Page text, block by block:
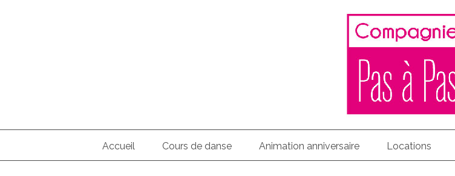
Accueil Cours de danse Animation anniversaire Locations